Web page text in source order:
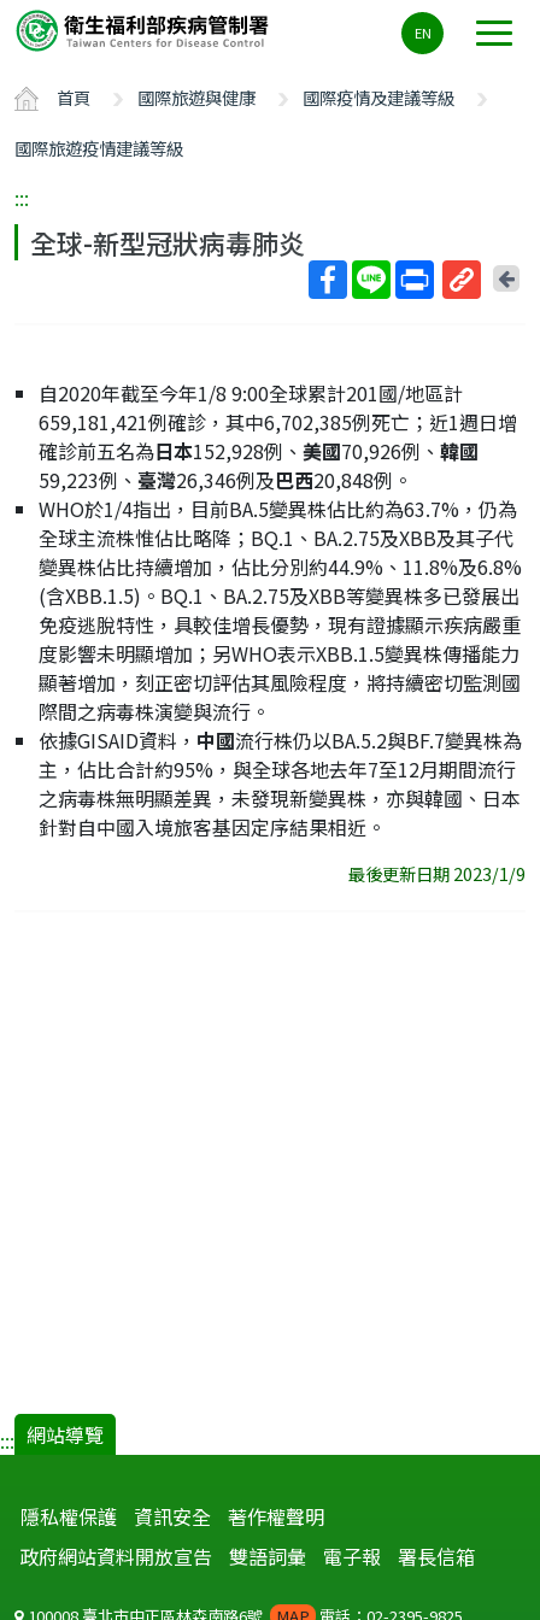
要
容
ALT+C
EN
首頁 國際旅遊與健康
國際疫情及建議等級
國際旅遊疫情建議等級
:::
全球-新型冠狀病毒肺炎
網
址
回
自2020年截至今年1/8 9:00全球累計201國/地區計
659,181,421例確診，其中6,702,385例死亡；近1週日增
確診前五名為日本152,928例、 美國70,926例、 韓國
59,223例、 臺灣26,346例及巴西20,848例。
WHO於1/4指出，目前BA.5變異株佔比約為63.7%，仍為
全球主流株惟佔比略降；BQ.1、BA.2.75及XBB及其子代
變異株佔比持續增加，佔比分別約44.9%、11.8%及6.8%
(含XBB.1.5)。BQ.1、BA.2.75及XBB等變異株多已發展出
免疫逃脫特性，具較佳增長優勢，現有證據顯示疾病嚴重
度影響未明顯增加；另WHO表示XBB.1.5變異株傳播能力
顯著增加，刻正密切評估其風險程度，將持續密切監測國
際間之病毒株演變與流行。
依據GISAID資料， 中國流行株仍以BA.5.2與BF.7變異株為
主，佔比合計約95%，與全球各地去年7至12月期間流行
之病毒株無明顯差異，未發現新變異株，亦與韓國、日本
針對自中國入境旅客基因定序結果相近。
最後更新日期 2023/1/9
::: 網站導覽
隱私權保護 資訊安全 著作權聲明
政府網站資料開放宣告
雙語詞彙 電子報 署長信箱